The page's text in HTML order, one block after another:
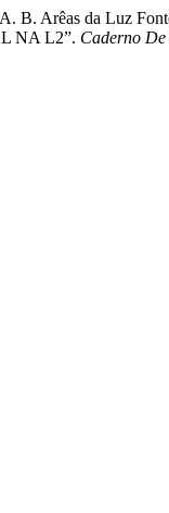
A. B. Arêas da Luz
NA L2”. Caderno